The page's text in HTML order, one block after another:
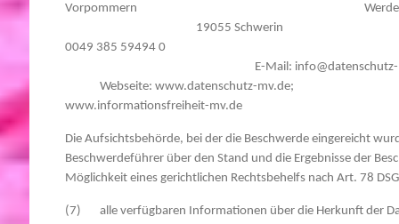
Vorpommern
19055
0049 385 59494 0
E-Mail:
Webseite:
www.informationsfreiheit-mv.de
Die Aufsichtsbehörde, bei der die Beschwerde eingereicht
Beschwerdeführer über den Stand und die Ergebnisse der
Möglichkeit eines gerichtlichen Rechtsbehelfs nach Art. 78
(7) alle verfügbaren Informationen über die Herkunft der